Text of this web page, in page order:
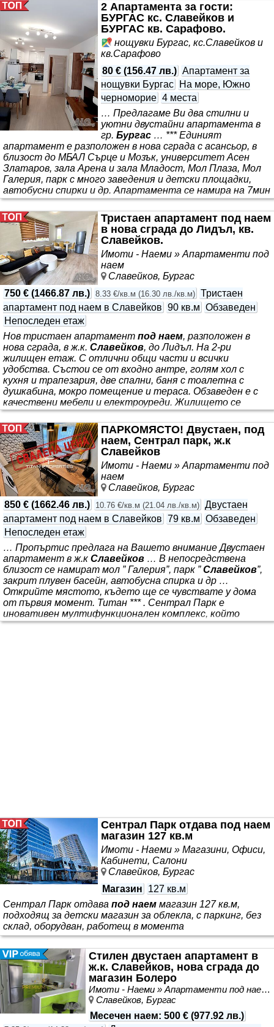
2 Апартамента за гости:
БУРГАС кс. Славейков и
БУРГАС кв. Сарафово.
нощувки Бургас, кс.Славейков и
кв.Сарафово
80 € (156.47 лв.) Апартамент за
нощувки Бургас
На море, Южно
черноморие 4 места
… Предлагаме Ви два стилни и
уютни двустайни апартамента в
гр. Бургас … *** Единият
апартамент е разположен в нова сграда с асансьор, в
близост до МБАЛ Сърце и Мозък, университет Асен
Златаров, зала Арена и зала Младост, Мол Плаза, Мол
Галерия, парк с много заведения и детски площадки,
автобусни спирки и др. Апартамента се намира на 7мин
с автомобил(12мин. с автобус) от плажа, центъра и
морската градина Паркирането е безплатно Вторият
апартамент е разположен в централната част на кв.
Сарафово в нова сграда с асансьор, в близост до парк с
детска площадка, заведения, магазини, автобусна
спирка, училище
Тристаен апартамент под наем
в нова сграда до Лидъл, кв.
Славейков.
Имоти - Наеми » Апартаменти под
наем
Славейков, Бургас
750 € (1466.87 лв.) 8.33 €/кв.м (16.30 лв./кв.м) Тристаен
апартамент под наем в Славейков 90 кв.м Обзаведен
Непоследен етаж
Нов тристаен апартамент под наем, разположен в
нова сграда, в ж.к. Славейков, до Лидъл. На 2-ри
жилищен етаж. С отлични общи части и всички
удобства. Състои се от входно антре, голям хол с
кухня и трапезария, две спални, баня с тоалетна с
душкабина, мокро помещение и тераса. Обзаведен е с
качествени мебели и електроуреди. Жилището се
отоплява/охлажда с три климатика от висок клас. За да
получите допълнителна информация, може да се
свържете с нас на посочения телефон. Call us - we
speak: Bulgarian, English, Russian, Turkish and German.
КОД НА ОФЕРТА: 183287 Доверете ни се, при нас е
ПАРКОМЯСТО! Двустаен, под
наем, Сентрал парк, ж.к
Славейков
Имоти - Наеми » Апартаменти под
наем
Славейков, Бургас
850 € (1662.46 лв.) 10.76 €/кв.м (21.04 лв./кв.м) Двустаен
апартамент под наем в Славейков 79 кв.м Обзаведен
Непоследен етаж
… Пропъртис предлага на Вашето внимание Двустаен
апартамент в ж.к Славейков … В непосредствена
близост се намират мол ” Галерия”, парк ”Славейков”,
закрит плувен басейн, автобусна спирка и др …
Открийте мястото, където ще се чувствате у дома
от първия момент. Титан *** . Сентрал Парк е
иновативен мултифункционален комплекс, който
разполага със заведение, бутикови магазини, пицария ”
Сентрал Парк отдава под наем
магазин 127 кв.м
Имоти - Наеми » Магазини, Офиси,
Кабинети, Салони
Славейков, Бургас
Магазин
127 кв.м
Сентрал Парк отдава под наем магазин 127 кв.м,
подходящ за детски магазин за облекла, с паркинг, без
склад, оборудван, работещ в момента
Стилен двустаен апартамент в
ж.к. Славейков, нова сграда до
магазин Болеро
Имоти - Наеми » Апартаменти под наем
Славейков, Бургас
Месечен наем: 500 € (977.92 лв.)